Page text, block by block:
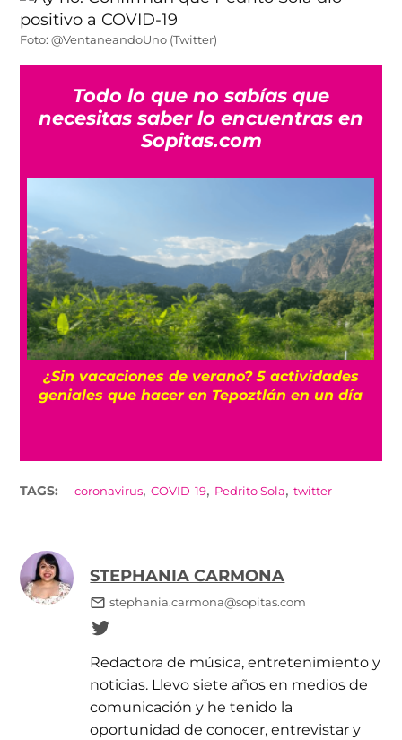
Foto: @VentaneandoUno (Twitter)
Todo lo que no sabías que
necesitas saber lo encuentras en
Sopitas.com
¿Sin vacaciones de verano? 5 actividades
geniales que hacer en Tepoztlán en un día
TAGS: coronavirus,COVID-19, Pedrito Sola,twitter
STEPHANIA CARMONA
stephania.carmona@sopitas.com
Redactora de música, entretenimiento y
noticias. Llevo siete años en medios de
comunicación y he tenido la
oportunidad de conocer, entrevistar y